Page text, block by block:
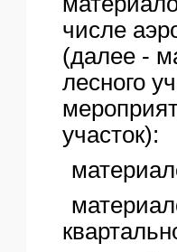
числе
(далее -
лесного
участок):